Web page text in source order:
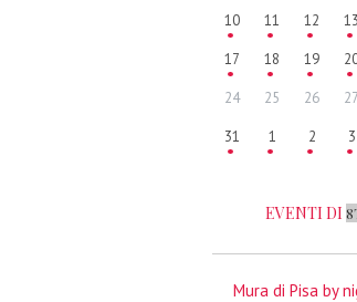
10 11 12 13
17 18 19
24 25 26 27
31 1 2 3
EVENTI DI
Mura di Pisa by